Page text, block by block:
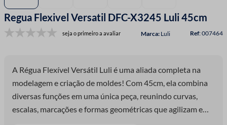
Regua Flexivel Versatil DFC-X3245 Luli 45cm
seja o primeiro a avaliar Luli :007464
A Régua Flexível Versátil Luli é uma aliada completa na
modelagem e criação de moldes! Com 45cm, ela combina
diversas funções em uma única peça, reunindo curvas,
escalas, marcações e formas geométricas que agilizam e